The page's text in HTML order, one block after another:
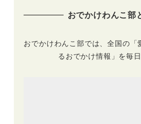
のイベントも開催中
こあん～
おでかけわんこ部
おでかけわんこ部では、全国の「
るおでかけ情報」を毎